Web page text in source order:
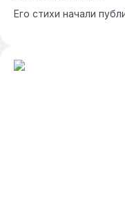
Его стихи начали